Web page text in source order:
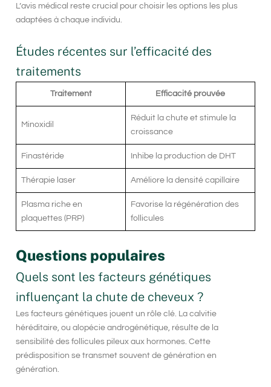
L’avis médical reste crucial pour choisir les options les plus
adaptées à chaque individu.
Études récentes sur l’efficacité des
traitements
Traitement Efficacité prouvée
Minoxidil
Réduit la chute et stimule la
croissance
Finastéride Inhibe la production de DHT
Thérapie laser Améliore la densité capillaire
Plasma riche en
plaquettes (PRP)
Favorise la régénération des
follicules
Questions populaires
Quels sont les facteurs génétiques
influençant la chute de cheveux ?
Les facteurs génétiques jouent un rôle clé. La calvitie
héréditaire, ou alopécie androgénétique, résulte de la
sensibilité des follicules pileux aux hormones. Cette
prédisposition se transmet souvent de génération en
génération.